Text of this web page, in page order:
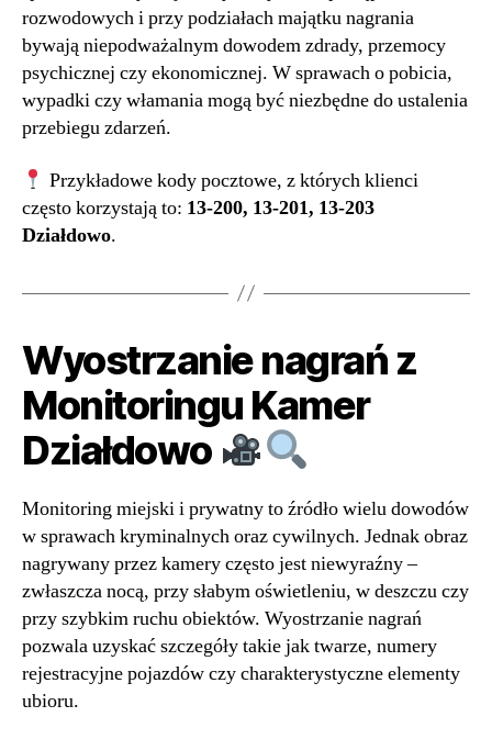
rozwodowych i przy podziałach majątku nagrania
bywają niepodważalnym dowodem zdrady, przemocy
psychicznej czy ekonomicznej. W sprawach o pobicia,
wypadki czy włamania mogą być niezbędne do ustalenia
przebiegu zdarzeń.
Przykładowe kody pocztowe, z których klienci
często korzystają to: 13-200, 13-201, 13-203
Działdowo.
Wyostrzanie nagrań z
Monitoringu Kamer
Działdowo
Monitoring miejski i prywatny to źródło wielu dowodów
w sprawach kryminalnych oraz cywilnych. Jednak obraz
nagrywany przez kamery często jest niewyraźny –
zwłaszcza nocą, przy słabym oświetleniu, w deszczu czy
przy szybkim ruchu obiektów. Wyostrzanie nagrań
pozwala uzyskać szczegóły takie jak twarze, numery
rejestracyjne pojazdów czy charakterystyczne elementy
ubioru.